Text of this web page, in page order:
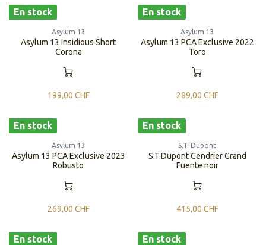
En stock
Asylum 13
Asylum 13 Insidious Short
Corona
199,00 CHF
En stock
Asylum 13
Asylum 13 PCA Exclusive 2022
Toro
289,00 CHF
En stock
Asylum 13
Asylum 13 PCA Exclusive 2023
Robusto
269,00 CHF
En stock
S.T. Dupont
S.T.Dupont Cendrier Grand
Fuente noir
415,00 CHF
En stock En stock